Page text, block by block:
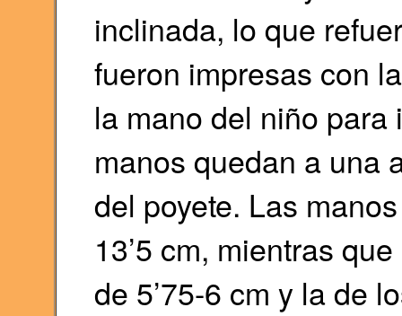
inclinada, lo que
fueron impresas con
la mano del niño
manos quedan a una
del poyete. Las
13’5 cm, mientras
de 5’75-6 cm y la de